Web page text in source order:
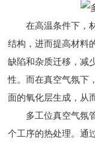
在高温条件下，材
结构，进而提高材料
缺陷和杂质迁移，减
性。而在真空气氛下
面的氧化层生成，从
多工位真空气氛管
个工序的热处理。通